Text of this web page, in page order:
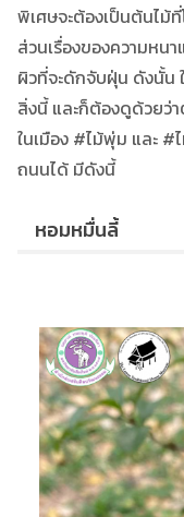
พิเศษจะต้องเป็นต้นไม้
ส่วนเรื่องของความหน
ผิวที่จะดักจับฝุ่น ดังนั้น
สิ่งนี้ และก็ต้องดูด้วยว่
ในเมือง #ไม้พุ่ม และ
ถนนได้ มีดังนี้
หอมหมื่นลี้